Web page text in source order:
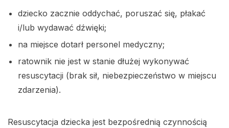
dziecko zacznie oddychać, poruszać się, płakać
i/lub wydawać dźwięki;
na miejsce dotarł personel medyczny;
ratownik nie jest w stanie dłużej wykonywać
resuscytacji (brak sił, niebezpieczeństwo w miejscu
zdarzenia).
Resuscytacja dziecka jest bezpośrednią czynnością